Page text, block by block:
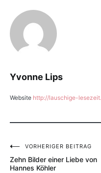
Yvonne Lips
Website http://lauschige-
VORHERIGER BEITRAG
Zehn Bilder einer Liebe von
Hannes Köhler